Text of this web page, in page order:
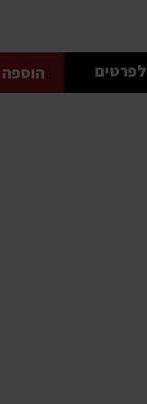
לפרטים